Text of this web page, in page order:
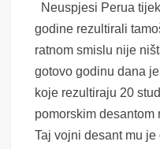
Neuspjesi Perua
godine rezultirali
ratnom smislu nije
gotovo godinu dana
koje rezultiraju 20
pomorskim desantom
Taj vojni desant mu